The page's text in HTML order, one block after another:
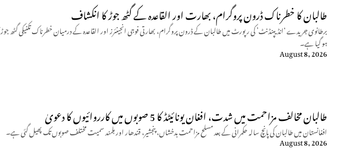
طالبان کا خطرناک ڈرون پروگرام، بھارت اور القاعدہ کے گٹھ جوڑ کا انکشاف
برطانوی جریدے ‘انڈیپنڈنٹ’ کی رپورٹ میں طالبان کے ڈرون پروگرام، بھارتی فوجی انجینئرز اور القاعدہ کے درمیان خطرناک تکنیکی گٹھ
ہو گیا ہے۔
August 8, 2026
طالبان مخالف مزاحمت میں شدت، افغان یونائیٹڈ کا 5 صوبوں میں کارروائیوں کا دعویٰ
افغانستان میں طالبان کی پانچ سالہ حکمرانی کے بعد مسلح مزاحمت بدخشاں، پنجشیر، قندھار اور ہلمند سمیت مختلف صوبوں تک پھیل گئی ہے۔
August 8, 2026